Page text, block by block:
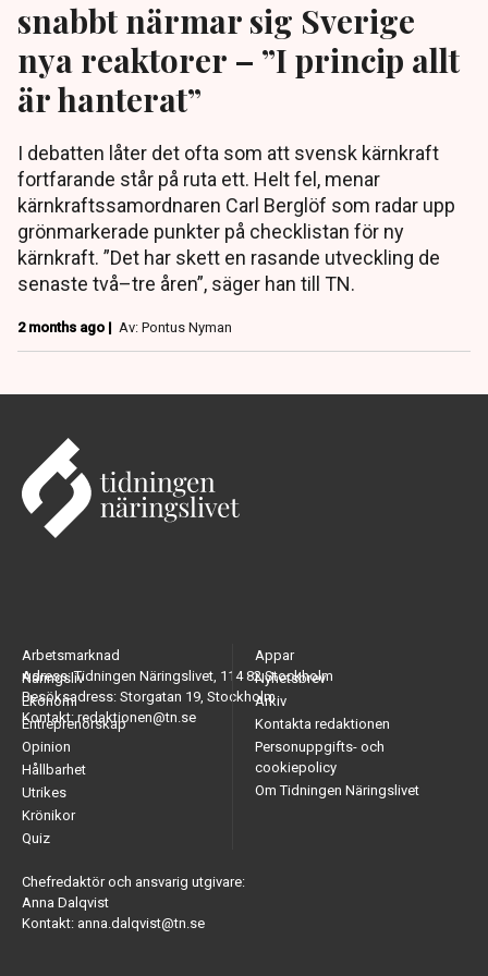
snabbt närmar sig Sverige
nya reaktorer – ”I princip allt
är hanterat”
I debatten låter det ofta som att svensk kärnkraft
fortfarande står på ruta ett. Helt fel, menar
kärnkraftssamordnaren Carl Berglöf som radar upp
grönmarkerade punkter på checklistan för ny
kärnkraft. ”Det har skett en rasande utveckling de
senaste två–tre åren”, säger han till TN.
2 months ago | Av: Pontus Nyman
Adress: Tidningen Näringslivet, 114 82 Stockholm
Besöksadress: Storgatan 19, Stockholm
Kontakt: redaktionen@tn.se
Arbetsmarknad
Näringsliv
Ekonomi
Entreprenörskap
Opinion
Hållbarhet
Utrikes
Krönikor
Quiz
Appar
Nyhetsbrev
Arkiv
Kontakta redaktionen
Personuppgifts- och
cookiepolicy
Om Tidningen Näringslivet
Chefredaktör och ansvarig utgivare:
Anna Dalqvist
Kontakt: anna.dalqvist@tn.se